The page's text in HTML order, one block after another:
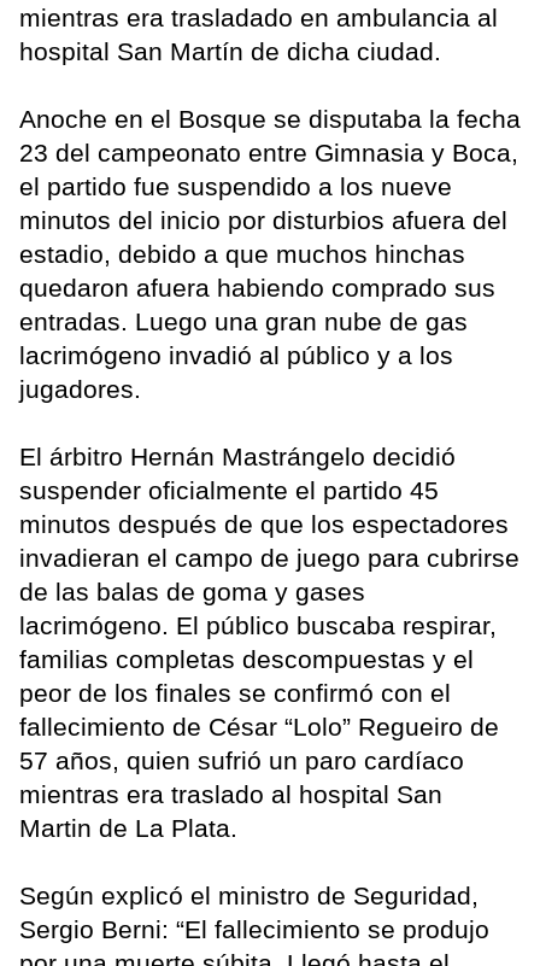
mientras era trasladado en ambulancia al
hospital San Martín de dicha ciudad.
Anoche en el Bosque se disputaba la fecha
23 del campeonato entre Gimnasia y Boca,
el partido fue suspendido a los nueve
minutos del inicio por disturbios afuera del
estadio, debido a que muchos hinchas
quedaron afuera habiendo comprado sus
entradas. Luego una gran nube de gas
lacrimógeno invadió al público y a los
jugadores.
El árbitro Hernán Mastrángelo decidió
suspender oficialmente el partido 45
minutos después de que los espectadores
invadieran el campo de juego para cubrirse
de las balas de goma y gases
lacrimógeno. El público buscaba respirar,
familias completas descompuestas y el
peor de los finales se confirmó con el
fallecimiento de César “Lolo” Regueiro de
57 años, quien sufrió un paro cardíaco
mientras era traslado al hospital San
Martin de La Plata.
Según explicó el ministro de Seguridad,
Sergio Berni: “El fallecimiento se produjo